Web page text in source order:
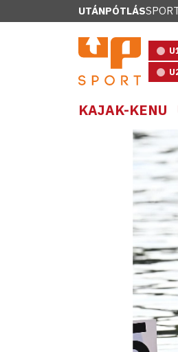
UTÁNPÓTLÁS
KAJAK-KENU